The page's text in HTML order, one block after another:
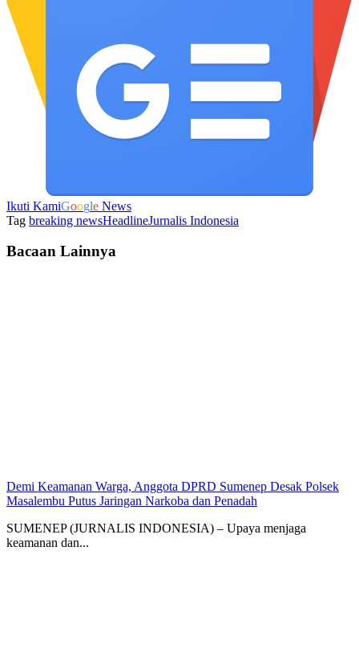
Ikuti KamiGoogle News
Tag breaking newsHeadlineJurnalis Indonesia
Bacaan Lainnya
Demi Keamanan Warga, Anggota DPRD Sumenep Desak Polsek
Masalembu Putus Jaringan Narkoba dan Penadah
SUMENEP (JURNALIS INDONESIA) – Upaya menjaga
keamanan dan...